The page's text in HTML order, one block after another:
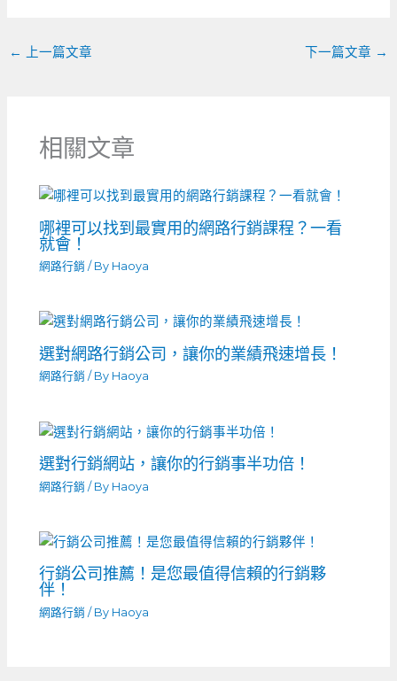
← 上一篇文章 下一篇文章 →
相關文章
哪裡可以找到最實用的網路行銷課程？一看
就會！
網路行銷 / By Haoya
選對網路行銷公司，讓你的業績飛速增長！
網路行銷 / By Haoya
選對行銷網站，讓你的行銷事半功倍！
網路行銷 / By Haoya
行銷公司推薦！是您最值得信賴的行銷夥
伴！
網路行銷 / By Haoya